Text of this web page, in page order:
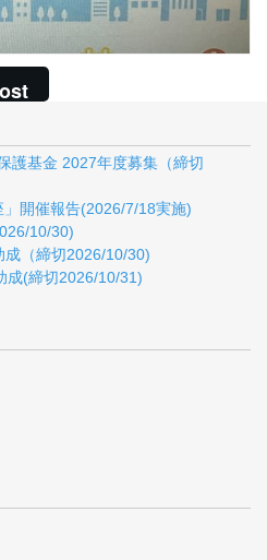
護基金 2027年度募集（締切
」開催報告(2026/7/18実施)
10/30)
成（締切2026/10/30)
成(締切2026/10/31)